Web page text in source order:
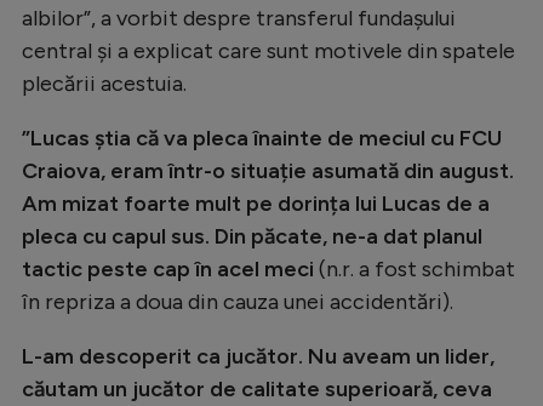
Handbal
Natație
Formula 1
Gimnastică
Rugby
albilor”, a vorbit despre transferul fundașului
central și a explicat care sunt motivele din spatele
plecării acestuia.
”Lucas știa că va pleca înainte de meciul cu FCU
Craiova, eram într-o situație asumată din august.
Am mizat foarte mult pe dorința lui Lucas de a
pleca cu capul sus. Din păcate, ne-a dat planul
tactic peste cap în acel meci (n.r. a fost schimbat
în repriza a doua din cauza unei accidentări).
L-am descoperit ca jucător. Nu aveam un lider,
căutam un jucător de calitate superioară, ceva